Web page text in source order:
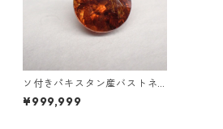
ソ付きパキスタン産バストネ
サイト ラウンドカットルース
1.0ct 5.5mm*4.4mm*3.4m
¥999,999